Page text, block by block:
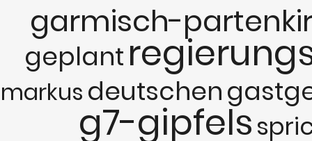
garmisch-
geplant
markus deutschen
g7-gipfels